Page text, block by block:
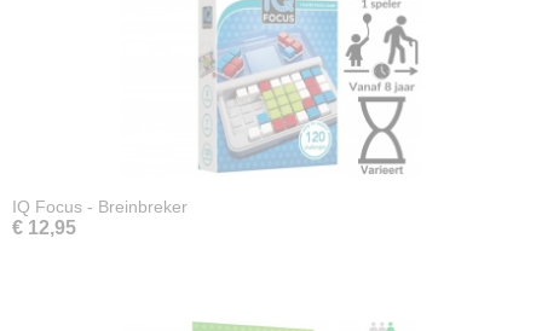
IQ Focus - Breinbreker
€ 12,95